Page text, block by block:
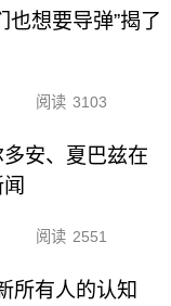
也想要导弹”揭了
阅读 3103
安、夏巴兹在
阅读 2551
所有人的认知